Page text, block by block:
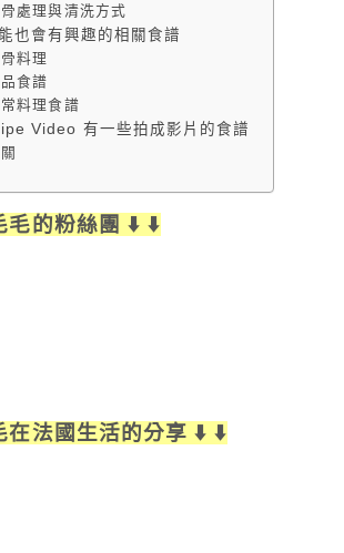
處理與清洗方式
也會有興趣的相關食譜
料理
食譜
料理食譜
Video 有一些拍成影片的食譜
毛的粉絲團 ⬇️ ⬇️
在法國生活的分享 ⬇️ ⬇️